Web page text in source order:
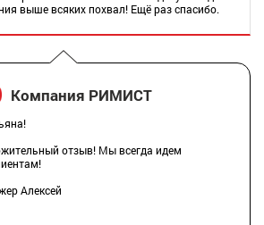
выше всяких похвал! Ещё раз спасибо.
Компания РИМИСТ
отзыв! Мы всегда идем
Алексей